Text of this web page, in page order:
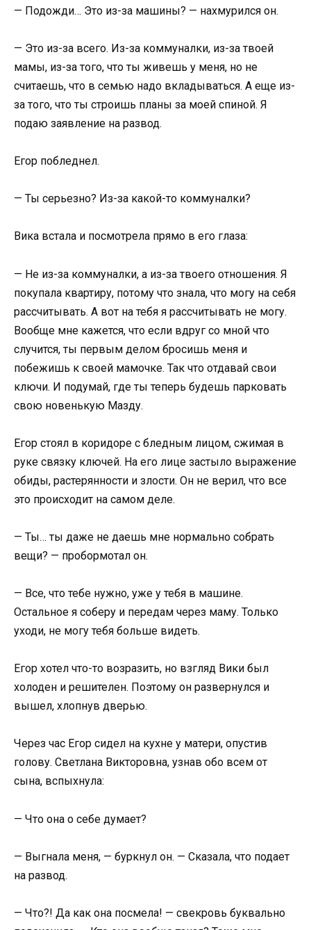
— Подожди… Это из-за машины? — нахмурился он.
— Это из-за всего. Из-за коммуналки, из-за твоей
мамы, из-за того, что ты живешь у меня, но не
считаешь, что в семью надо вкладываться. А еще из-
за того, что ты строишь планы за моей спиной. Я
подаю заявление на развод.
Егор побледнел.
— Ты серьезно? Из-за какой-то коммуналки?
Вика встала и посмотрела прямо в его глаза:
— Не из-за коммуналки, а из-за твоего отношения. Я
покупала квартиру, потому что знала, что могу на себя
рассчитывать. А вот на тебя я рассчитывать не могу.
Вообще мне кажется, что если вдруг со мной что
случится, ты первым делом бросишь меня и
побежишь к своей мамочке. Так что отдавай свои
ключи. И подумай, где ты теперь будешь парковать
свою новенькую Мазду.
Егор стоял в коридоре с бледным лицом, сжимая в
руке связку ключей. На его лице застыло выражение
обиды, растерянности и злости. Он не верил, что все
это происходит на самом деле.
— Ты… ты даже не даешь мне нормально собрать
вещи? — пробормотал он.
— Все, что тебе нужно, уже у тебя в машине.
Остальное я соберу и передам через маму. Только
уходи, не могу тебя больше видеть.
Егор хотел что-то возразить, но взгляд Вики был
холоден и решителен. Поэтому он развернулся и
вышел, хлопнув дверью.
Через час Егор сидел на кухне у матери, опустив
голову. Светлана Викторовна, узнав обо всем от
сына, вспыхнула:
— Что она о себе думает?
— Выгнала меня, — буркнул он. — Сказала, что подает
на развод.
— Что?! Да как она посмела! — свекровь буквально